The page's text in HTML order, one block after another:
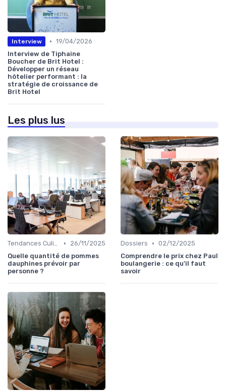
Interview • 19/04/2026
Interview de Tiphaine
Boucher de Brit Hotel :
Développer un réseau
hôtelier performant : la
stratégie de croissance de
Brit Hotel
Les plus lus
Tendances Culinaire •
26/11/2025
Quelle quantité de pommes
dauphines prévoir par
personne ?
Dossiers • 02/12/2025
Comprendre le prix chez Paul
boulangerie : ce qu’il faut
savoir